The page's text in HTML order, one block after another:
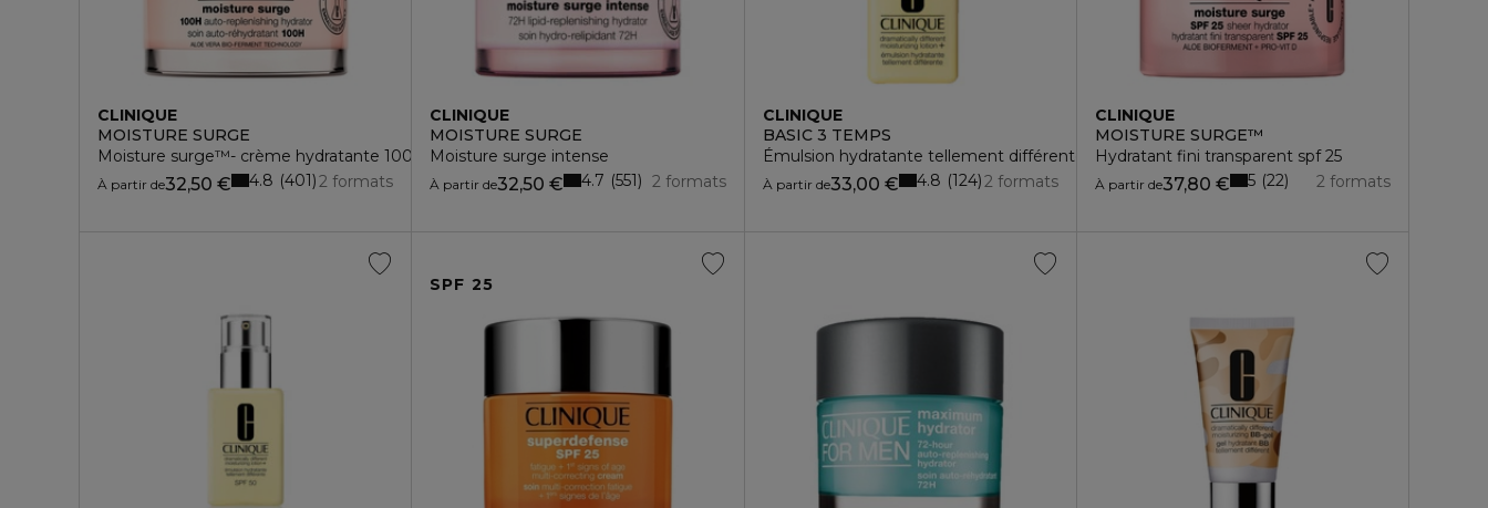
CLINIQUE
MOISTURE SURGE
Moisture surge™- crème hydratante 100h
À partir de32,50 € 2 formats
4.8 401
CLINIQUE
MOISTURE SURGE
Moisture surge intense
À partir de32,50 € 2 formats
4.7 551
CLINIQUE
BASIC 3 TEMPS
Émulsion hydratante tellement différente
À partir de33,00 € 2 formats
4.8 124
CLINIQUE
MOISTURE SURGE™
Hydratant fini transparent spf 25
À partir de37,80 € 2 formats
5 22
SPF 25